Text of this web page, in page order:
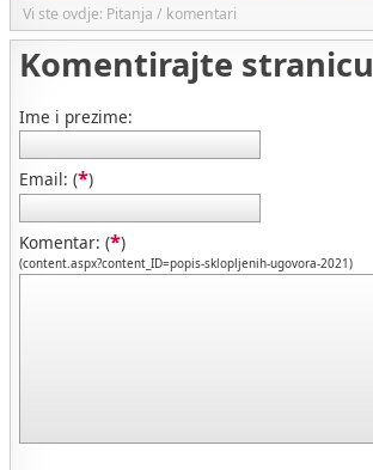
Vi ste ovdje: Pitanja / komentari
Komentirajte stranicu
Ime i prezime:
Email: (*)
Komentar: (*)
(content.aspx?content_ID=popis-sklopljenih-ugovora-2021)